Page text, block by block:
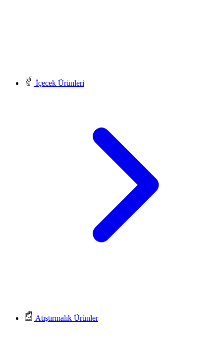
İçecek Ürünleri
Atıştırmalık Ürünler